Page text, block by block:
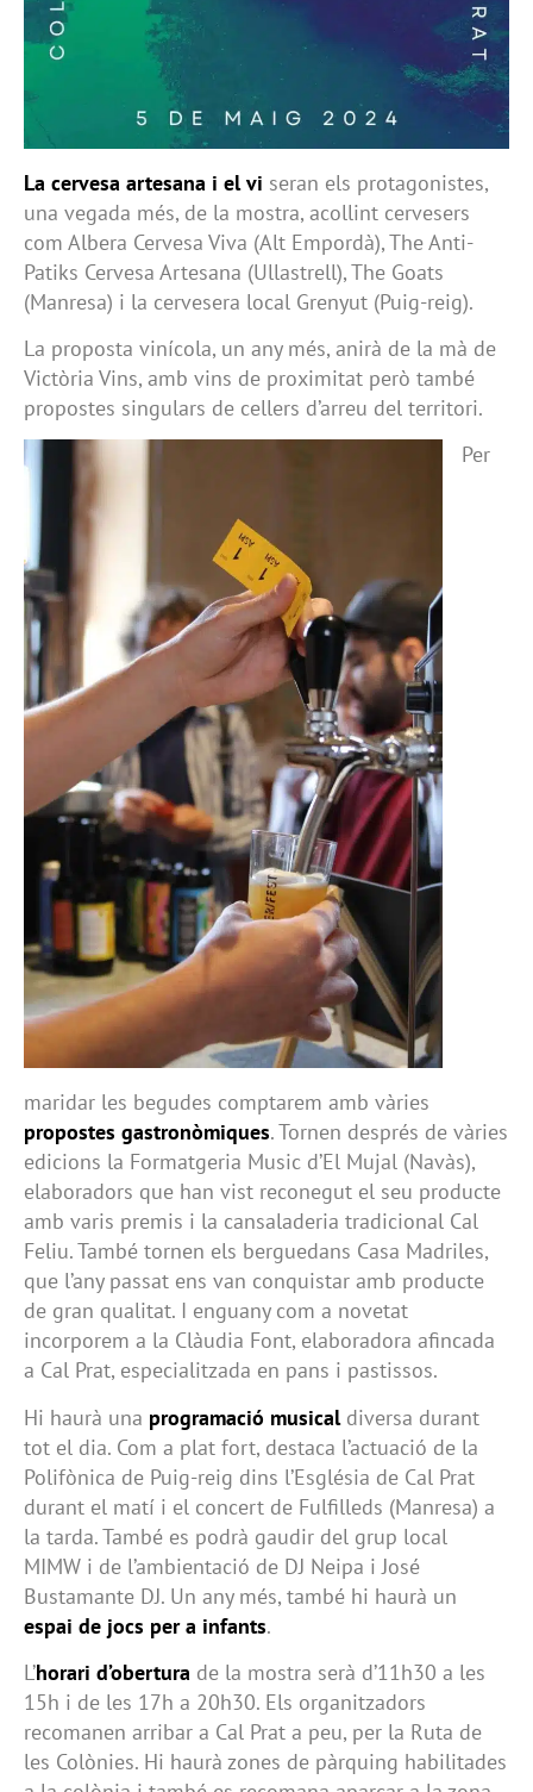
La cervesa artesana i el vi seran els protagonistes,
una vegada més, de la mostra, acollint cervesers
com Albera Cervesa Viva (Alt Empordà), The Anti-
Patiks Cervesa Artesana (Ullastrell), The Goats
(Manresa) i la cervesera local Grenyut (Puig-reig).
La proposta vinícola, un any més, anirà de la mà de
Victòria Vins, amb vins de proximitat però també
propostes singulars de cellers d’arreu del territori.
Per
maridar les begudes comptarem amb vàries
propostes gastronòmiques. Tornen després de vàries
edicions la Formatgeria Music d’El Mujal (Navàs),
elaboradors que han vist reconegut el seu producte
amb varis premis i la cansaladeria tradicional Cal
Feliu. També tornen els berguedans Casa Madriles,
que l’any passat ens van conquistar amb producte
de gran qualitat. I enguany com a novetat
incorporem a la Clàudia Font, elaboradora afincada
a Cal Prat, especialitzada en pans i pastissos.
Hi haurà una programació musical diversa durant
tot el dia. Com a plat fort, destaca l’actuació de la
Polifònica de Puig-reig dins l’Església de Cal Prat
durant el matí i el concert de Fulfilleds (Manresa) a
la tarda. També es podrà gaudir del grup local
MIMW i de l’ambientació de DJ Neipa i José
Bustamante DJ. Un any més, també hi haurà un
espai de jocs per a infants.
L’horari d’obertura de la mostra serà d’11h30 a les
15h i de les 17h a 20h30. Els organitzadors
recomanen arribar a Cal Prat a peu, per la Ruta de
les Colònies. Hi haurà zones de pàrquing habilitades